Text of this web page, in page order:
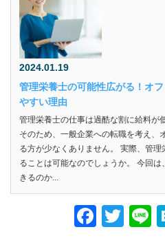
2024.01.19
管理栄養士の可能性広がる！オ
やすい理由
管理栄養士の仕事は過酷な割に給料が
そのため、一般企業への転職を考え、
る方が少なくありません。 実際、管
ることは可能なのでしょうか。 今回
きるのか...
F
T